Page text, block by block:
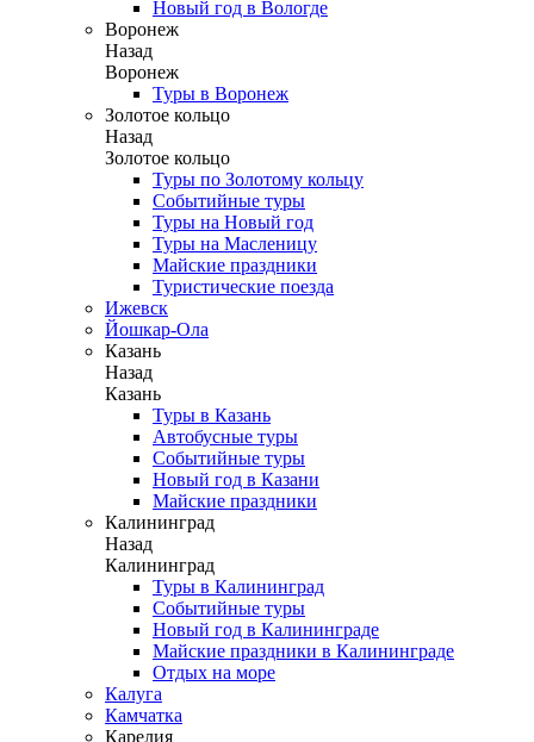
Новый год в Вологде
Воронеж
Назад
Воронеж
Туры в Воронеж
Золотое кольцо
Назад
Золотое кольцо
Туры по Золотому кольцу
Событийные туры
Туры на Новый год
Туры на Масленицу
Майские праздники
Туристические поезда
Ижевск
Йошкар-Ола
Казань
Назад
Казань
Туры в Казань
Автобусные туры
Событийные туры
Новый год в Казани
Майские праздники
Калининград
Назад
Калининград
Туры в Калининград
Событийные туры
Новый год в Калининграде
Майские праздники в Калининграде
Отдых на море
Калуга
Камчатка
Карелия